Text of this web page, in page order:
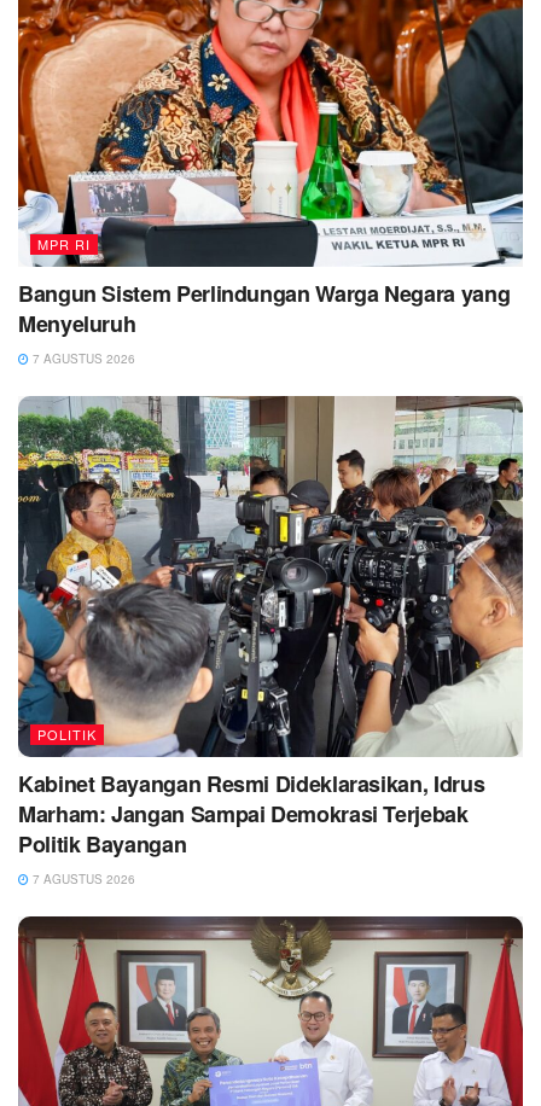
MPR RI
Bangun Sistem Perlindungan Warga Negara yang
Menyeluruh
7 AGUSTUS 2026
POLITIK
Kabinet Bayangan Resmi Dideklarasikan, Idrus
Marham: Jangan Sampai Demokrasi Terjebak
Politik Bayangan
7 AGUSTUS 2026